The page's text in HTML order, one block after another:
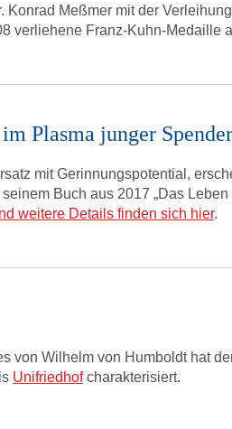
Konrad Meßmer mit der
verliehene Franz-Kuhn-Medaille
Plasma junger Spender
mit Gerinnungspotential,
Buch aus 2017 „Das
weitere Details finden sich hier.
von Wilhelm von Humboldt hat
Unifriedhofcharakterisiert.